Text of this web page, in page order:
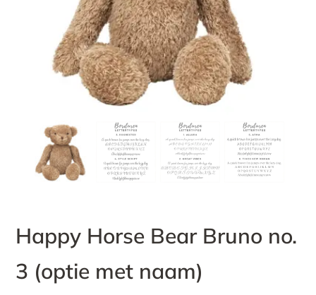
Happy Horse Bear Bruno no.
3 (optie met naam)